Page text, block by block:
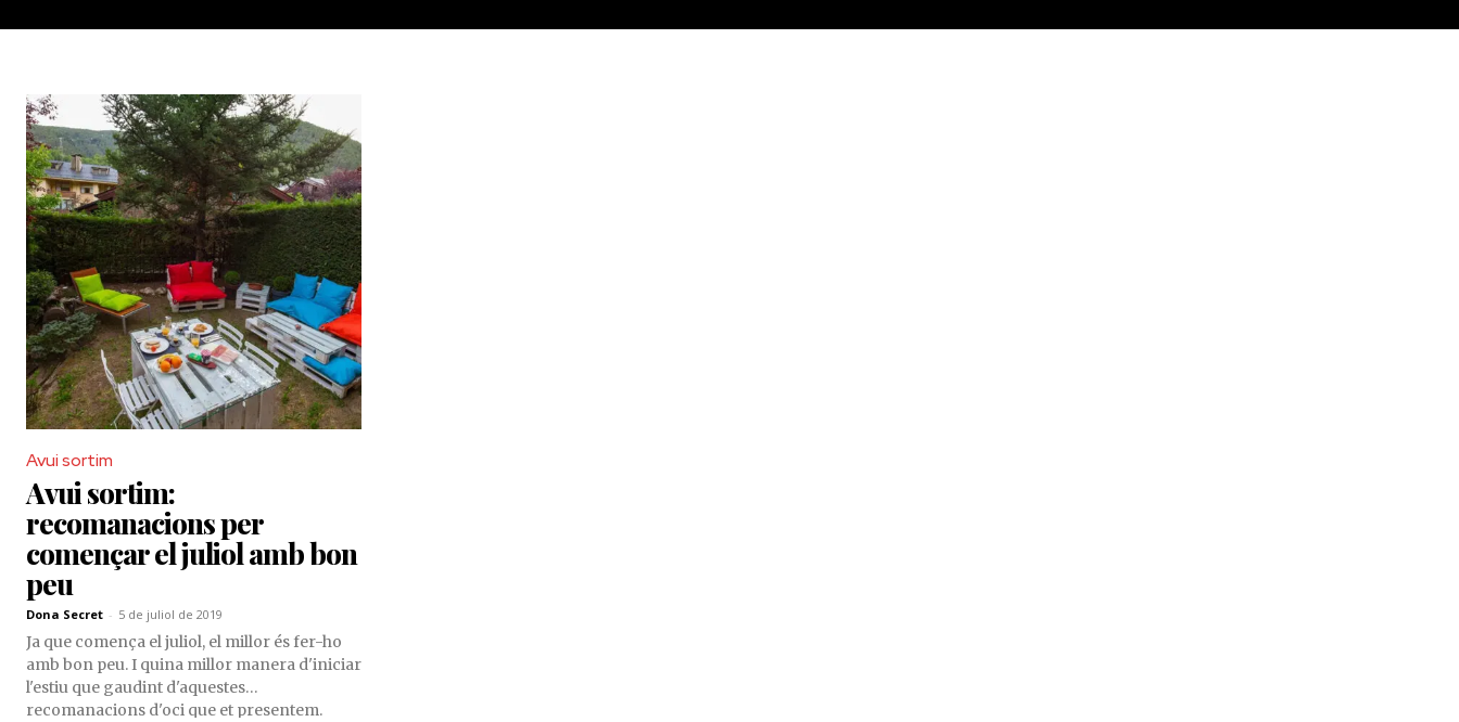
Avui sortim
Avui sortim:
recomanacions per
començar el juliol amb bon
peu
Dona Secret - 5 de juliol de 2019
Ja que comença el juliol, el millor és fer-ho
amb bon peu. I quina millor manera d'iniciar
l'estiu que gaudint d'aquestes
recomanacions d'oci que et presentem.